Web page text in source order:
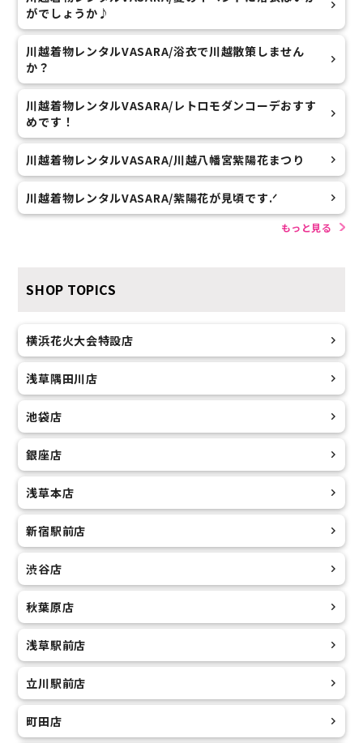
がでしょうか♪
川越着物レンタルVASARA/浴衣で川越散策しません
か？
川越着物レンタルVASARA/レトロモダンコーデおすす
めです！
川越着物レンタルVASARA/川越八幡宮紫陽花まつり
川越着物レンタルVASARA/紫陽花が見頃です.ᐟ
もっと見る
SHOP TOPICS
横浜花火大会特設店
浅草隅田川店
池袋店
銀座店
浅草本店
新宿駅前店
渋谷店
秋葉原店
浅草駅前店
立川駅前店
町田店